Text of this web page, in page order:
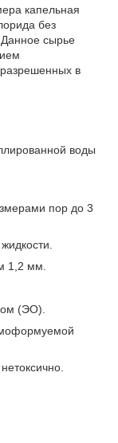
капельная
без
сырье
в
воды
пор до 3
1,2 мм.
(ЭО).